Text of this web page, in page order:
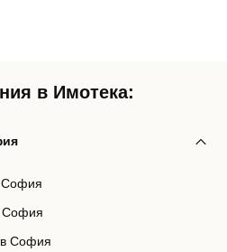
в Имотека:
София
София
в София